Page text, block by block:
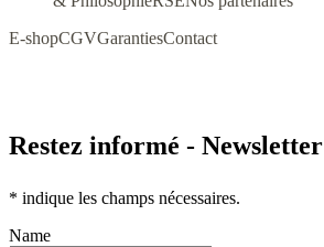
E-shopCGVGarantiesContact
Restez informé - Newsletter
* indique les champs nécessaires.
Name